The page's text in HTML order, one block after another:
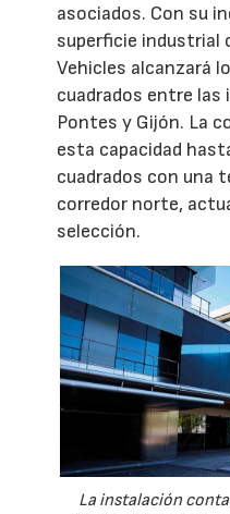
asociados. Con su
superficie industrial
Vehicles alcanzará
cuadrados entre las
Pontes y Gijón. La
esta capacidad
cuadrados con una
corredor norte,
selección.
La instalación